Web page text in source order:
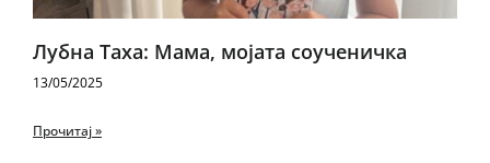
Лубна Таха: Мама, мојата соученичка
13/05/2025
Прочитај »